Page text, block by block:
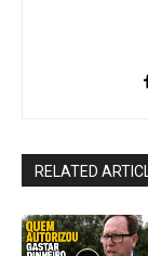
RELATED